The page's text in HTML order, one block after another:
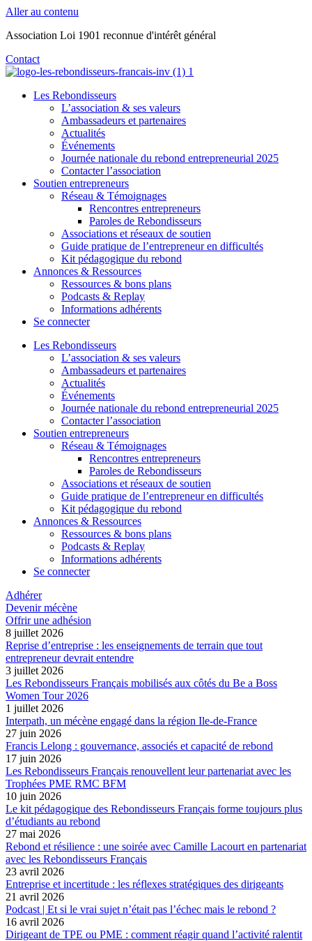
Aller au contenu
Association Loi 1901 reconnue d'intérêt général
Contact
Les Rebondisseurs
L’association & ses valeurs
Ambassadeurs et partenaires
Actualités
Événements
Journée nationale du rebond entrepreneurial 2025
Contacter l’association
Soutien entrepreneurs
Réseau & Témoignages
Rencontres entrepreneurs
Paroles de Rebondisseurs
Associations et réseaux de soutien
Guide pratique de l’entrepreneur en difficultés
Kit pédagogique du rebond
Annonces & Ressources
Ressources & bons plans
Podcasts & Replay
Informations adhérents
Se connecter
Les Rebondisseurs
L’association & ses valeurs
Ambassadeurs et partenaires
Actualités
Événements
Journée nationale du rebond entrepreneurial 2025
Contacter l’association
Soutien entrepreneurs
Réseau & Témoignages
Rencontres entrepreneurs
Paroles de Rebondisseurs
Associations et réseaux de soutien
Guide pratique de l’entrepreneur en difficultés
Kit pédagogique du rebond
Annonces & Ressources
Ressources & bons plans
Podcasts & Replay
Informations adhérents
Se connecter
Adhérer
Devenir mécène
Offrir une adhésion
8 juillet 2026
Reprise d’entreprise : les enseignements de terrain que tout
entrepreneur devrait entendre
3 juillet 2026
Les Rebondisseurs Français mobilisés aux côtés du Be a Boss
Women Tour 2026
1 juillet 2026
Interpath, un mécène engagé dans la région Ile-de-France
27 juin 2026
Francis Lelong : gouvernance, associés et capacité de rebond
17 juin 2026
Les Rebondisseurs Français renouvellent leur partenariat avec les
Trophées PME RMC BFM
10 juin 2026
Le kit pédagogique des Rebondisseurs Français forme toujours plus
d’étudiants au rebond
27 mai 2026
Rebond et résilience : une soirée avec Camille Lacourt en partenariat
avec les Rebondisseurs Français
23 avril 2026
Entreprise et incertitude : les réflexes stratégiques des dirigeants
21 avril 2026
Podcast | Et si le vrai sujet n’était pas l’échec mais le rebond ?
16 avril 2026
Dirigeant de TPE ou PME : comment réagir quand l’activité ralentit